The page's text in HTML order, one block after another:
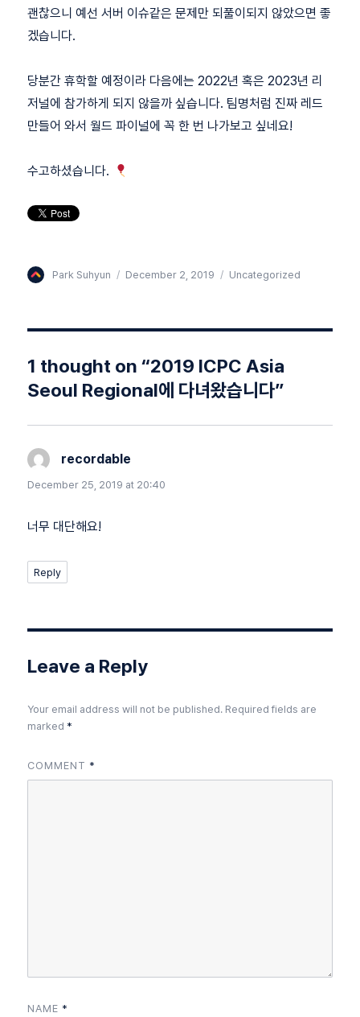
괜찮으니 예선 서버 이슈같은 문제만 되풀이되지 않았으면 좋
겠습니다.
당분간 휴학할 예정이라 다음에는 2022년 혹은 2023년 리
저널에 참가하게 되지 않을까 싶습니다. 팀명처럼 진짜 레드
만들어 와서 월드 파이널에 꼭 한 번 나가보고 싶네요!
수고하셨습니다.
Author
Park Suhyun
Posted
December 2, 2019 Categories
Uncategorized
1 thought on “2019 ICPC Asia
Seoul Regional에 다녀왔습니다”
recordable
December 25, 2019 at 20:40
너무 대단해요!
Reply
Leave a Reply
Your email address will not be published. Required fields are
marked *
COMMENT *
NAME *